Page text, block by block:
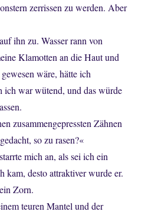
zerrissen zu werden. Aber
ihn zu. Wasser rann von
Klamotten an die Haut und
wäre, hätte ich
ich war wütend, und das würde
zusammengepressten Zähnen
so zu rasen?«
mich an, als sei ich ein
kam, desto attraktiver wurde er.
Zorn.
teuren Mantel und der